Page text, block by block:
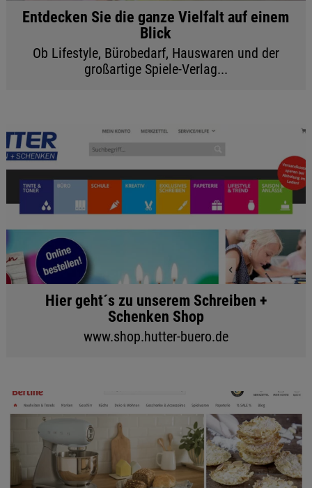
Entdecken Sie die ganze Vielfalt auf einem
Blick
Ob Lifestyle, Bürobedarf, Hauswaren und der
großartige Spiele-Verlag...
Hier geht´s zu unserem Schreiben +
Schenken Shop
www.shop.hutter-buero.de